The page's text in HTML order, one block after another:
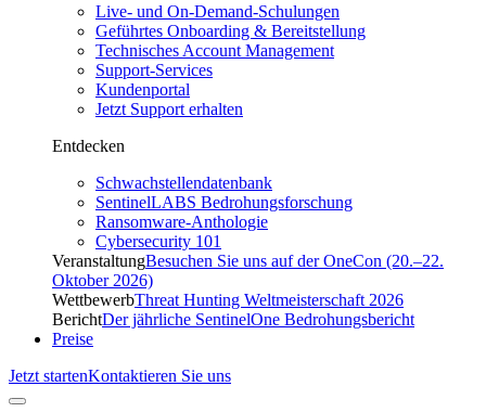
Live- und On-Demand-Schulungen
Geführtes Onboarding & Bereitstellung
Technisches Account Management
Support-Services
Kundenportal
Jetzt Support erhalten
Entdecken
Schwachstellendatenbank
SentinelLABS Bedrohungsforschung
Ransomware-Anthologie
Cybersecurity 101
VeranstaltungBesuchen Sie uns auf der OneCon (20.–22.
Oktober 2026)
WettbewerbThreat Hunting Weltmeisterschaft 2026
BerichtDer jährliche SentinelOne Bedrohungsbericht
Preise
Jetzt startenKontaktieren Sie uns